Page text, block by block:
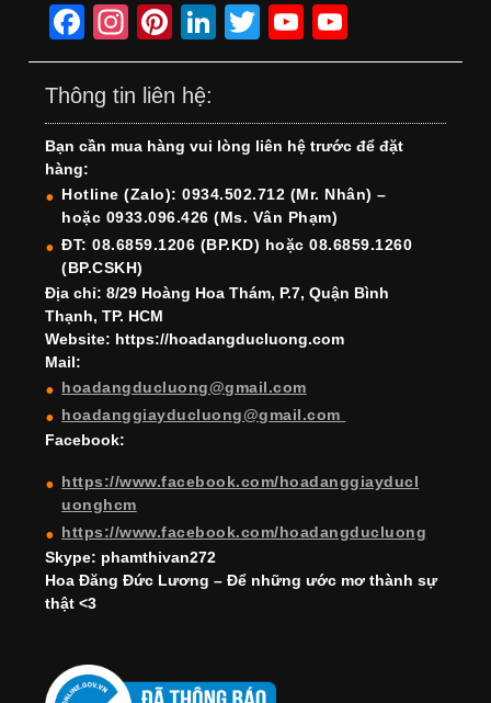
F
a
c
e
b
o
o
k
In
st
a
gr
a
m
Pi
nt
er
e
st
Li
n
e
dI
n
T
wi
er
Y
o
T
u
b
e
o
T
u
b
e
h
Thông tin liên hệ:
Bạn cần mua hàng vui lòng liên hệ trước để đặt
hàng:
Hotline (Zalo): 0934.502.712 (Mr. Nhân) –
hoặc 0933.096.426 (Ms. Vân Phạm)
ĐT: 08.6859.1206 (BP.KD) hoặc 08.6859.1260
(BP.CSKH)
Địa chỉ: 8/29 Hoàng Hoa Thám, P.7, Quận Bình
Thạnh, TP. HCM
Website: https://hoadangducluong.com
Mail:
hoadangducluong@gmail.com
hoadanggiayducluong@gmail.com
Facebook:
https://www.facebook.com/hoadanggiayducl
uonghcm
https://www.facebook.com/hoadangducluong
Skype: phamthivan272
Hoa Đăng Đức Lương – Để những ước mơ thành sự
thật <3